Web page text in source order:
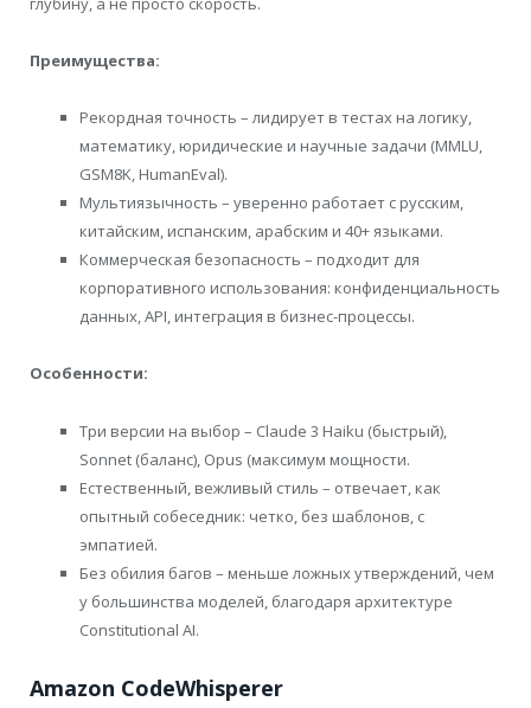
Преимущества:
Рекордная точность – лидирует в тестах на логику,
математику, юридические и научные задачи (MMLU,
GSM8K, HumanEval).
Мультиязычность – уверенно работает с русским,
китайским, испанским, арабским и 40+ языками.
Коммерческая безопасность – подходит для
корпоративного использования: конфиденциальность
данных, API, интеграция в бизнес-процессы.
Особенности:
Три версии на выбор – Claude 3 Haiku (быстрый),
Sonnet (баланс), Opus (максимум мощности.
Естественный, вежливый стиль – отвечает, как
опытный собеседник: четко, без шаблонов, с
эмпатией.
Без обилия багов – меньше ложных утверждений, чем
у большинства моделей, благодаря архитектуре
Constitutional AI.
Amazon CodeWhisperer